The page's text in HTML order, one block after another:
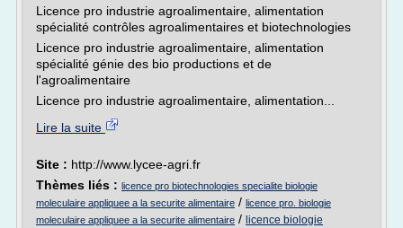
Licence pro industrie agroalimentaire, alimentation
spécialité contrôles agroalimentaires et biotechnologies
Licence pro industrie agroalimentaire, alimentation
spécialité génie des bio productions et de
l'agroalimentaire
Licence pro industrie agroalimentaire, alimentation...
Lire la suite
Site : http://www.lycee-agri.fr
Thèmes liés : licence pro biotechnologies specialite biologie
moleculaire appliquee a la securite alimentaire / licence pro. biologie
moleculaire appliquee a la securite alimentaire / licence biologie